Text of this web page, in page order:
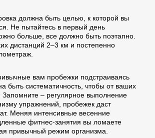
должна быть целью, к которой вы
Не пытайтесь в первый день
больше, все должно быть поэтапно.
дистанций 2–3 км и постепенно
вам пробежки подстраиваясь
быть систематичность, чтобы от ваших
Запомните – регулярное выполнение
упражнений, пробежек даст
Меняя интенсивные весенние
фитнес-занятия вы ломаете
привычный режим организма.